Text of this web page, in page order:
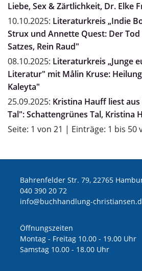
Liebe, Sex & Zärtlichkeit, Dr. Elke
10.10.2025: Literaturkreis „Indie
Strux und Annette Quest: Der
Satzes, Rein Raud"
08.10.2025: Literaturkreis „Junge
Literatur" mit Målin Kruse:
Kaleyta"
25.09.2025: Kristina Hauff liest
Tal": Schattengrünes Tal, Kristina
Seite: 1 von 21 | Einträge: 1 bis 50
Bahrenfelder Str. 79, 22765
040 390 20 72
ed.nesnaitsirhc-
Öffnungszeiten
Montag - Freitag 10.00 - 19.00 Uhr
Samstag 10.00 - 18.00 Uhr